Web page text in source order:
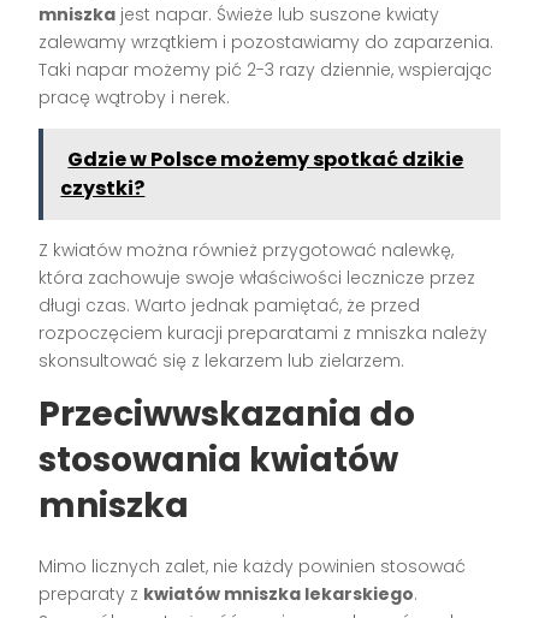
mniszka jest napar. Świeże lub suszone kwiaty
zalewamy wrzątkiem i pozostawiamy do zaparzenia.
Taki napar możemy pić 2-3 razy dziennie, wspierając
pracę wątroby i nerek.
Gdzie w Polsce możemy spotkać dzikie
czystki?
Z kwiatów można również przygotować nalewkę,
która zachowuje swoje właściwości lecznicze przez
długi czas. Warto jednak pamiętać, że przed
rozpoczęciem kuracji preparatami z mniszka należy
skonsultować się z lekarzem lub zielarzem.
Przeciwwskazania do
stosowania kwiatów
mniszka
Mimo licznych zalet, nie każdy powinien stosować
preparaty z kwiatów mniszka lekarskiego.